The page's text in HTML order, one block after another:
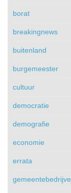
borat
breakingnews
buitenland
burgemeester
cultuur
democratie
demografie
economie
errata